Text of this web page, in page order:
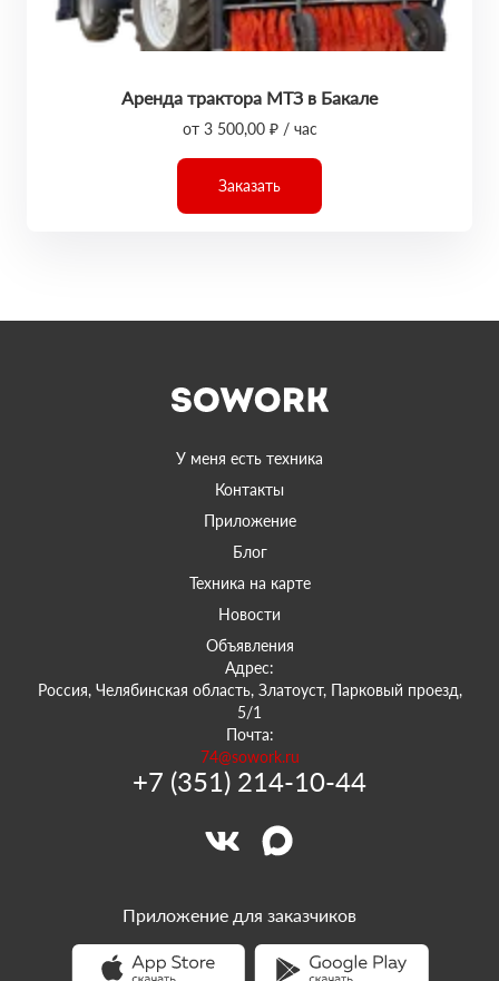
Аренда трактора МТЗ в Бакале
от 3 500,00 ₽ / час
Заказать
У меня есть техника
Контакты
Приложение
Блог
Техника на карте
Новости
Объявления
Адрес:
Россия, Челябинская область, Златоуст, Парковый проезд,
5/1
Почта:
74@sowork.ru
+7 (351) 214-10-44
Приложение для заказчиков